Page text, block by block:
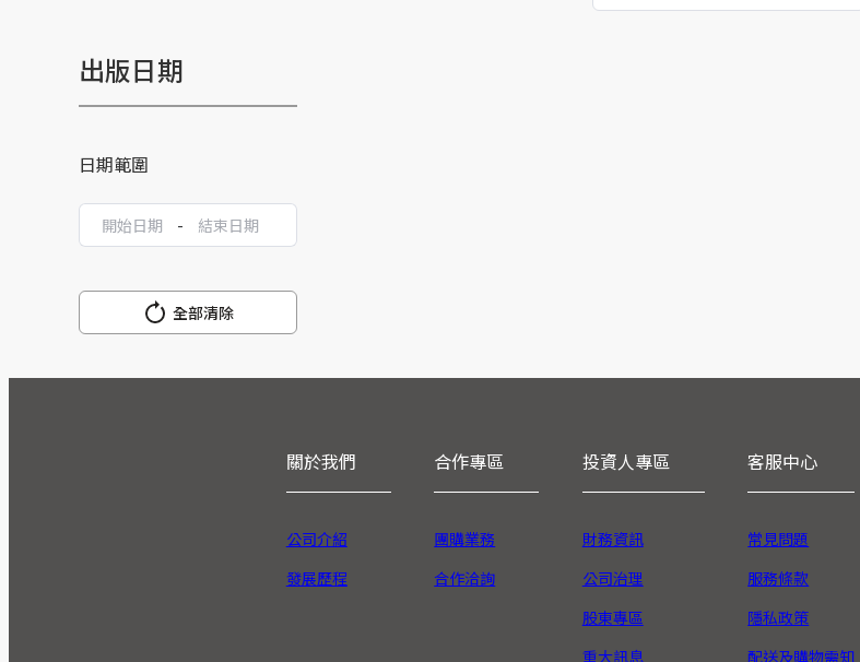
出版日期
日期範圍
-
全部清除
關於我們
公司介紹
發展歷程
合作專區
團購業務
合作洽詢
投資人專區
財務資訊
公司治理
股東專區
重大訊息
客服中心
常見問題
服務條款
隱私政策
配送及購物需知